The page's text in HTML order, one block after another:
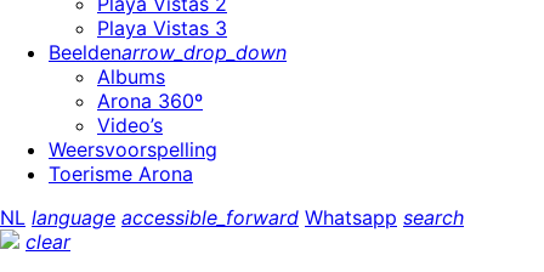
Playa Vistas 3
Beeldenarrow_drop_down
Albums
Arona 360º
Video’s
Weersvoorspelling
Toerisme Arona
NL language accessible_forward Whatsapp search
clear